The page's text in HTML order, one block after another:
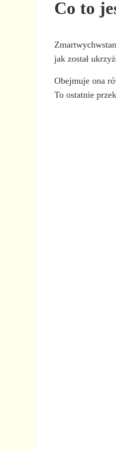
Co to
jak został
Obejmuje ona
To ostatnie